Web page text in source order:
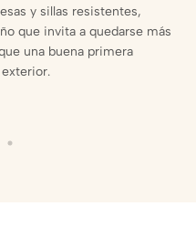
y sillas resistentes,
que invita a quedarse más
una buena primera